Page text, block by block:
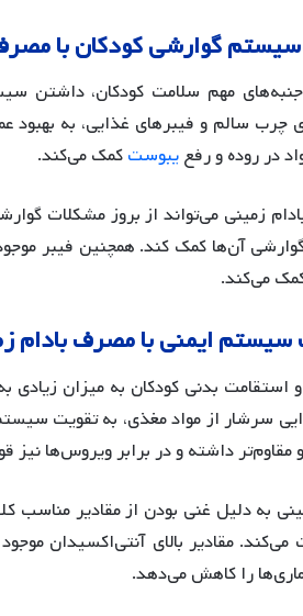
سیستمگوارشیکودکانبا
مهم سلامت کودکان، داشتن
چرب سالم و فیبرهای غذایی، به بهبود
در روده و رفعیبوستکمک می‌کند.
زمینی می‌تواند از بروز مشکلات
آن‌ها کمک کند. همچنین فیبر
می‌کند.
سیستم ایمنیبامصرفبادام
استقامت بدنی کودکان به میزان زیادی
سرشار از مواد مغذی، به تقویت
مقاوم‌تر داشته و در برابر ویروس‌ها نیز
می‌کند. مقادیر بالای آنتی‌اکسیدان
را کاهش می‌دهد.